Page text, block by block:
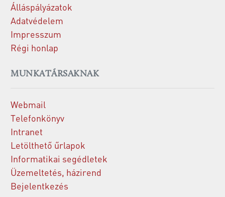
Álláspályázatok
Adatvédelem
Impresszum
Régi honlap
MUNKATÁRSAKNAK
Webmail
Telefonkönyv
Intranet
Letölthető űrlapok
Informatikai segédletek
Üzemeltetés, házirend
Bejelentkezés